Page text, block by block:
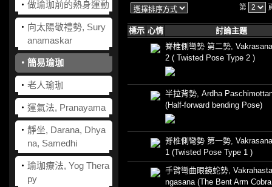
‧ 做瑜珈前的熱身運動
‧ 向太陽敬禮勢, Sury
anamaskar
‧ 簡易瑜珈
‧ 老人瑜珈
‧ 運氣法, Pranayama
‧ 靜坐, Darana, Dhya
na, Samedhi
‧ 瑜珈療法, Yog Thera
py
第
標示 心情
討論主題
脊椎側彎勢 第二勢,
2 ( Twisted Pose Type 2 )
半拉背勢, Ardha
(Half-forward bending Pose)
脊椎側彎勢 第一勢,
1 (Twisted Pose Type 1 )
手臂彎曲眼鏡蛇勢,
ngasana (The Bent Arm